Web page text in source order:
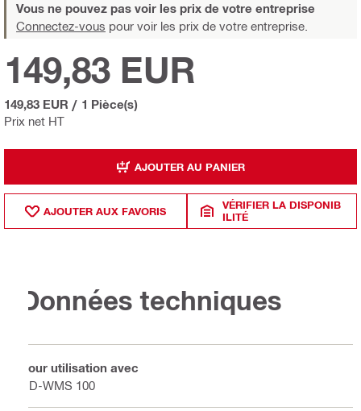
Vous ne pouvez pas voir les prix de votre entreprise
Connectez-vous pour voir les prix de votre entreprise.
Prix net HT
149,83 EUR
149,83 EUR / 1 Pièce(s)
AJOUTER AU PANIER
AJOUTER AUX FAVORIS
VÉRIFIER LA DISPONIB
ILITÉ
Données techniques
Pour utilisation avec
DD-WMS 100